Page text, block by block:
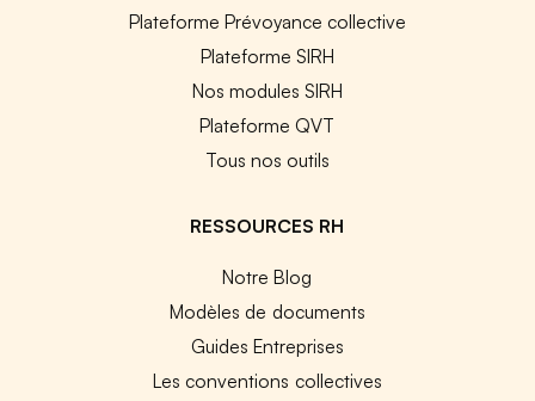
Plateforme Prévoyance collective
Plateforme SIRH
Nos modules SIRH
Plateforme QVT
Tous nos outils
RESSOURCES RH
Notre Blog
Modèles de documents
Guides Entreprises
Les conventions collectives